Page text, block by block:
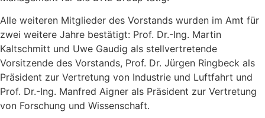
Alle weiteren Mitglieder des Vorstands wurden im Amt für
zwei weitere Jahre bestätigt: Prof. Dr.-Ing. Martin
Kaltschmitt und Uwe Gaudig als stellvertretende
Vorsitzende des Vorstands, Prof. Dr. Jürgen Ringbeck als
Präsident zur Vertretung von Industrie und Luftfahrt und
Prof. Dr.-Ing. Manfred Aigner als Präsident zur Vertretung
von Forschung und Wissenschaft.